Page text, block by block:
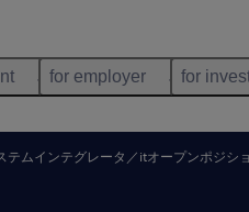
for employer for
テムインテグレータ／itオープンポジ